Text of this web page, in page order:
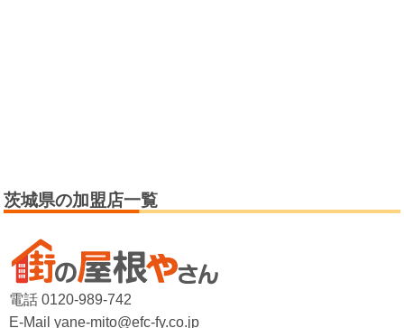
茨城県の加盟店一覧
電話 0120-989-742
E-Mail yane-mito@efc-fy.co.jp